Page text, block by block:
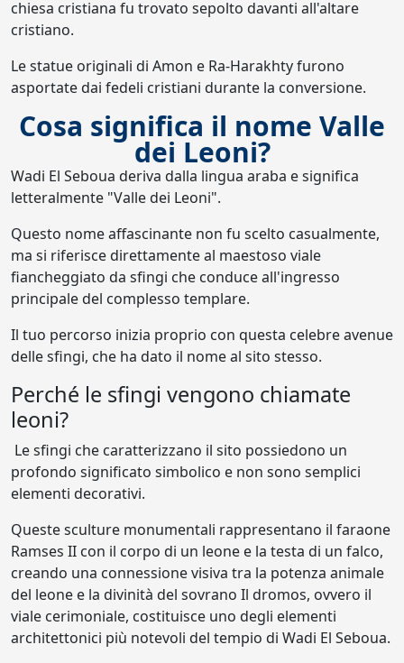
chiesa cristiana fu trovato sepolto davanti all'altare
cristiano.
Le statue originali di Amon e Ra-Harakhty furono
asportate dai fedeli cristiani durante la conversione.
Cosa significa il nome Valle
dei Leoni?
Wadi El Seboua deriva dalla lingua araba e significa
letteralmente "Valle dei Leoni".
Questo nome affascinante non fu scelto casualmente,
ma si riferisce direttamente al maestoso viale
fiancheggiato da sfingi che conduce all'ingresso
principale del complesso templare.
Il tuo percorso inizia proprio con questa celebre avenue
delle sfingi, che ha dato il nome al sito stesso.
Perché le sfingi vengono chiamate
leoni?
Le sfingi che caratterizzano il sito possiedono un
profondo significato simbolico e non sono semplici
elementi decorativi.
Queste sculture monumentali rappresentano il faraone
Ramses II con il corpo di un leone e la testa di un falco,
creando una connessione visiva tra la potenza animale
del leone e la divinità del sovrano Il dromos, ovvero il
viale cerimoniale, costituisce uno degli elementi
architettonici più notevoli del tempio di Wadi El Seboua.